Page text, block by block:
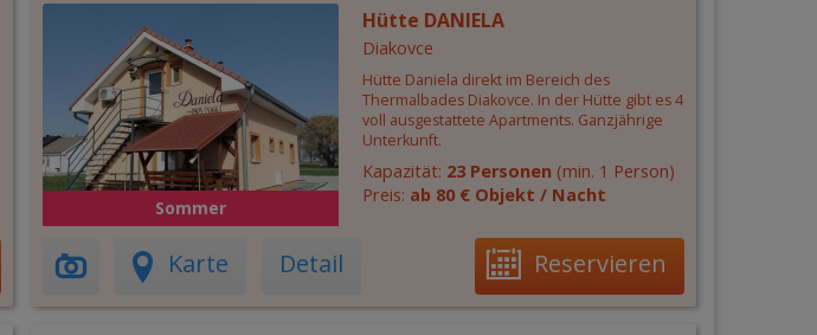
Sommer
Hütte DANIELA
Diakovce
Hütte Daniela direkt im Bereich des
Thermalbades Diakovce. In der Hütte gibt es 4
voll ausgestattete Apartments. Ganzjährige
Unterkunft.
Kapazität: 23 Personen (min. 1 Person)
Preis: ab 80 € Objekt / Nacht
Karte Detail Reservieren